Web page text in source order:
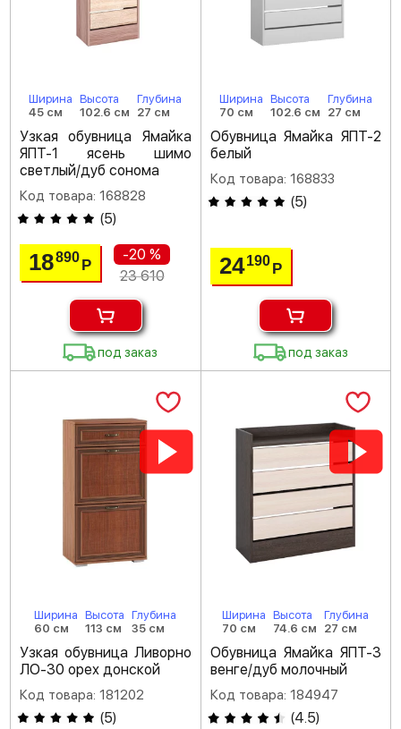
Ширина
45 см
Высота
102.6 см
Глубина
27 см
Узкая обувница Ямайка
ЯПТ-1 ясень шимо
светлый/дуб сонома
Код товара: 168828
(5)
18890Р
-20 %
23 610
под заказ
Ширина
70 см
Высота
102.6 см
Глубина
27 см
Обувница Ямайка ЯПТ-2
белый
Код товара: 168833
(5)
24 190 Р
под заказ
Ширина
60 см
Высота
113 см
Глубина
35 см
Узкая обувница Ливорно
ЛО-30 орех донской
Код товара: 181202
(5)
Ширина
70 см
Высота
74.6 см
Глубина
27 см
Обувница Ямайка ЯПТ-3
венге/дуб молочный
Код товара: 184947
(4.5)